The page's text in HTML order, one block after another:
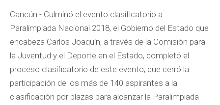
Cancún.- Culminó el evento clasificatorio a
Paralimpiada Nacional 2018, el Gobierno del Estado que
encabeza Carlos Joaquín, a través de la Comisión para
la Juventud y el Deporte en el Estado, completó el
proceso clasificatorio de este evento, que cerró la
participación de los más de 140 aspirantes a la
clasificación por plazas para alcanzar la Paralimpiada